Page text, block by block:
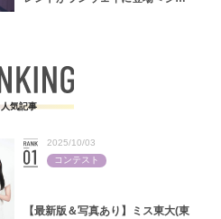
人気記事
【最新版＆写真あり】ミス東大(東
2025/10/03
コンテスト